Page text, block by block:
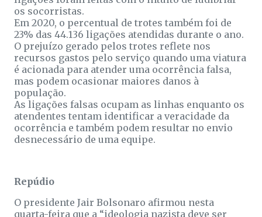
os socorristas.
Em 2020, o percentual de trotes também foi de
23% das 44.136 ligações atendidas durante o ano.
O prejuízo gerado pelos trotes reflete nos
recursos gastos pelo serviço quando uma viatura
é acionada para atender uma ocorrência falsa,
mas podem ocasionar maiores danos à
população.
As ligações falsas ocupam as linhas enquanto os
atendentes tentam identificar a veracidade da
ocorrência e também podem resultar no envio
desnecessário de uma equipe.
Repúdio
O presidente Jair Bolsonaro afirmou nesta
quarta-feira que a “ideologia nazista deve ser